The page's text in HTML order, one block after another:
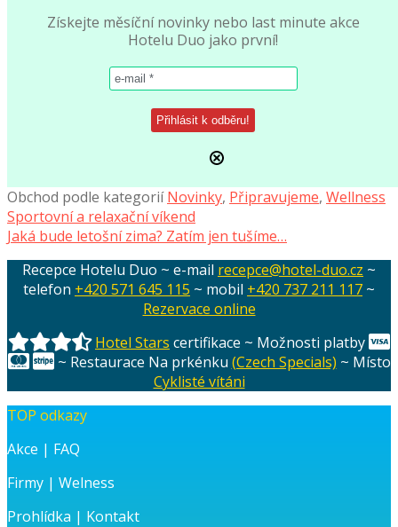
Získejte měsíční novinky nebo last minute akce
Hotelu Duo jako první!
Obchod podle kategoriíNovinky, Připravujeme, Wellness
Navigace
pro
příspěvek
Předchozí
příspěvek:
Sportovní a relaxační víkend
Následující
Jaká bude letošní zima? Zatím jen tušíme…
Recepce Hotelu Duo ~ e-mail recepce@hotel-duo.cz ~
telefon +420 571 645 115 ~ mobil +420 737 211 117 ~
Rezervace online
Hotel Stars certifikace ~ Možnosti platby
~ Restaurace Na prkénku (Czech Specials) ~ Místo
Cyklisté vítáni
TOP odkazy
Akce | FAQ
Firmy | Welness
Prohlídka | Kontakt